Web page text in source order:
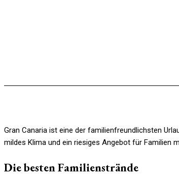
Gran Canaria ist eine der familienfreundlichsten
mildes Klima und ein riesiges Angebot für Familien
Die besten Familienstrände